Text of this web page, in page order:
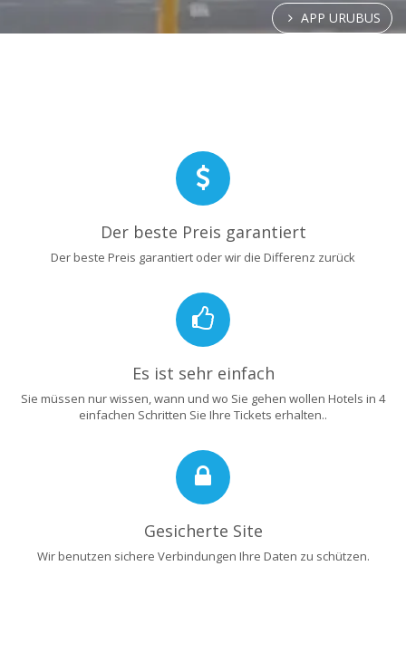
APP URUBUS
Der beste Preis garantiert
Der beste Preis garantiert oder wir die Differenz zurück
Es ist sehr einfach
Sie müssen nur wissen, wann und wo Sie gehen wollen Hotels in 4
einfachen Schritten Sie Ihre Tickets erhalten..
Gesicherte Site
Wir benutzen sichere Verbindungen Ihre Daten zu schützen.